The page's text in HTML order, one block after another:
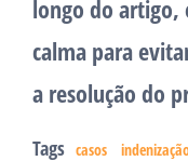
longo do
calma para
a resolução do
Tags casos